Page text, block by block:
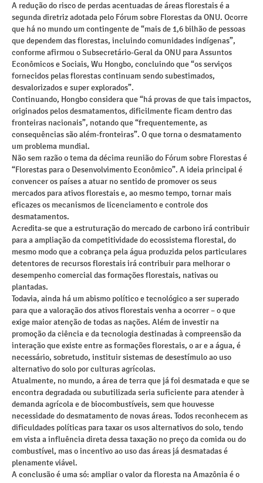
A redução do risco de perdas acentuadas de áreas florestais é a
segunda diretriz adotada pelo Fórum sobre Florestas da ONU. Ocorre
que há no mundo um contingente de “mais de 1,6 bilhão de pessoas
que dependem das florestas, incluindo comunidades indígenas”,
conforme afirmou o Subsecretário-Geral da ONU para Assuntos
Econômicos e Sociais, Wu Hongbo, concluindo que “os serviços
fornecidos pelas florestas continuam sendo subestimados,
desvalorizados e super explorados”.
Continuando, Hongbo considera que “há provas de que tais impactos,
originados pelos desmatamentos, dificilmente ficam dentro das
fronteiras nacionais”, notando que “frequentemente, as
consequências são além-fronteiras”. O que torna o desmatamento
um problema mundial.
Não sem razão o tema da décima reunião do Fórum sobre Florestas é
“Florestas para o Desenvolvimento Econômico”. A ideia principal é
convencer os países a atuar no sentido de promover os seus
mercados para ativos florestais e, ao mesmo tempo, tornar mais
eficazes os mecanismos de licenciamento e controle dos
desmatamentos.
Acredita-se que a estruturação do mercado de carbono irá contribuir
para a ampliação da competitividade do ecossistema florestal, do
mesmo modo que a cobrança pela água produzida pelos particulares
detentores de recursos florestais irá contribuir para melhorar o
desempenho comercial das formações florestais, nativas ou
plantadas.
Todavia, ainda há um abismo político e tecnológico a ser superado
para que a valoração dos ativos florestais venha a ocorrer – o que
exige maior atenção de todas as nações. Além de investir na
promoção da ciência e da tecnologia destinadas à compreensão da
interação que existe entre as formações florestais, o ar e a água, é
necessário, sobretudo, instituir sistemas de desestímulo ao uso
alternativo do solo por culturas agrícolas.
Atualmente, no mundo, a área de terra que já foi desmatada e que se
encontra degradada ou subutilizada seria suficiente para atender à
demanda agrícola e de biocombustíveis, sem que houvesse
necessidade do desmatamento de novas áreas. Todos reconhecem as
dificuldades políticas para taxar os usos alternativos do solo, tendo
em vista a influência direta dessa taxação no preço da comida ou do
combustível, mas o incentivo ao uso das áreas já desmatadas é
plenamente viável.
A conclusão é uma só: ampliar o valor da floresta na Amazônia é o